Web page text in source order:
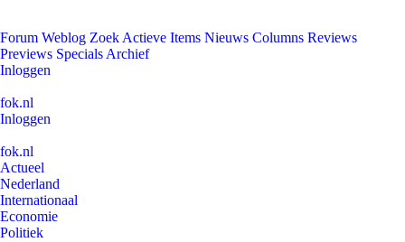
Forum Weblog Zoek Actieve Items Nieuws Columns Reviews
Previews Specials Archief
Inloggen
fok.nl
Inloggen
fok.nl
Actueel
Nederland
Internationaal
Economie
Politiek